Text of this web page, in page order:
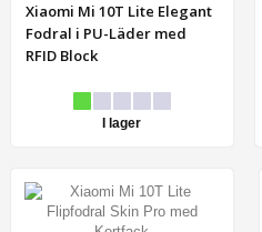
Xiaomi Mi 10T Lite Elegant
Fodral i PU-Läder med
RFID Block
I lager